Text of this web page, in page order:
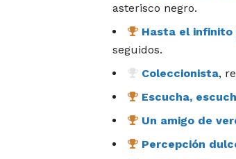
asterisco negro.
Hasta el infinito
seguidos.
Coleccionista,
Escucha,
Un amigo de
Percepción